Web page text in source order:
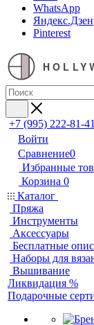
WhatsApp
Яндекс.Дзен
Pinterest
+7 (995) 222-81-41
Войти
Сравнение0
Избранные
Корзина 0
Каталог
Пряжа
Инструменты
Аксессуары
Бесплатные
Наборы для
Вышивание
Ликвидация %
Подарочные